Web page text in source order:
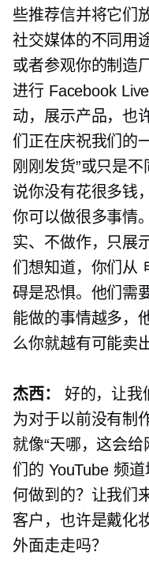
些推荐信并将它们
社交媒体的不同用
或者参观你的制造
进行 Facebook
动，展示产品，也
们正在庆祝我们的
刚刚发货”或只是
说你没有花很多钱
你可以做很多事情
实、不做作，只展
们想知道，你们从
碍是恐惧。他们需
能做的事情越多，
么你就越有可能卖
杰西：
好的，让我
为对于以前没有制
就像“天哪，这会
们的 YouTube 频
何做到的？让我们
客户，也许是戴化
外面走走吗？